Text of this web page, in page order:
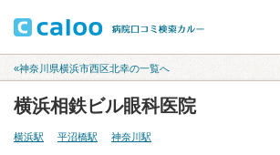
«神奈川県横浜市西区北幸の一覧へ
横浜相鉄ビル眼科医院
横浜駅 平沼橋駅 神奈川駅